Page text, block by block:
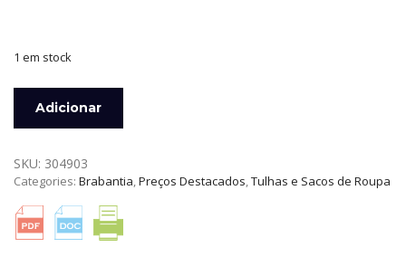
1 em stock
TULHA
55
LTS
BRANCA-
TAMPA
CINZA
Adicionar
SKU: 304903
Categories: Brabantia Preços Destacados Tulhas e Sacos de Roupa